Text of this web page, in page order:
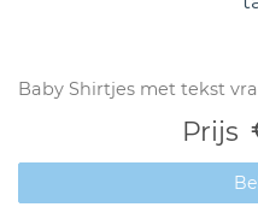
Baby Shirtjes met tekst
Prijs